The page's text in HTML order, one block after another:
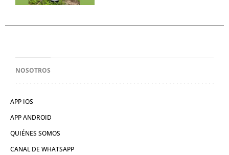
NOSOTROS
APP IOS
APP ANDROID
QUIÉNES SOMOS
CANAL DE WHATSAPP